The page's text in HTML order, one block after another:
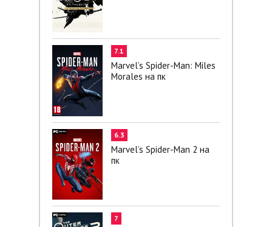
7.1
Marvel’s Spider-Man: Miles
Morales на пк
6.3
Marvel’s Spider-Man 2 на
пк
7